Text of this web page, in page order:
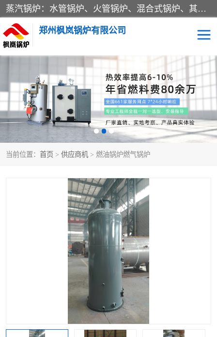
蒸汽锅炉：水管锅炉、火管锅炉、混合式锅炉、其他蒸汽锅炉； 热水锅炉：家用型集中供暖用热水锅炉、其他热水锅炉； 有机热载体锅炉； 船用蒸汽锅炉； （锅炉用辅助设备及装置）蒸汽冷凝器：表面冷凝器、混合式冷凝器、空冷式冷凝器、其他蒸汽冷凝器； 锅炉用辅助设备：节热器、蒸汽收集器、蓄能器、烟垢清除器、气体回收器、泥渣刮除器、空气预热器、其他锅炉用辅助设备；
郑州枫岚锅炉有限公司
当前位置： 首页 > 供应商机 > 燃油锅炉燃气锅炉